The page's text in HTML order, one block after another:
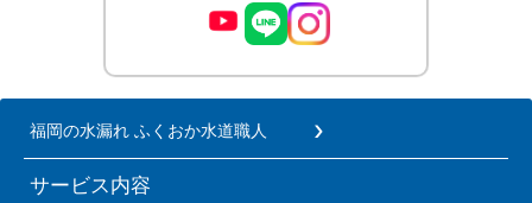
福岡の水漏れ ふくおか水道職人
サービス内容